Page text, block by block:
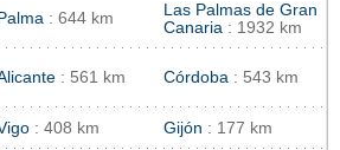
Palma : 644 km
Las Palmas de Gran
Canaria : 1932 km
: 561 km Córdoba : 543 km
: 408 km Gijón : 177 km